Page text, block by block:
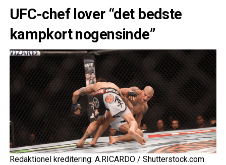
UFC-chef lover “det bedste
kampkort nogensinde”
Redaktionel kreditering: A.RICARDO / Shutterstock.com